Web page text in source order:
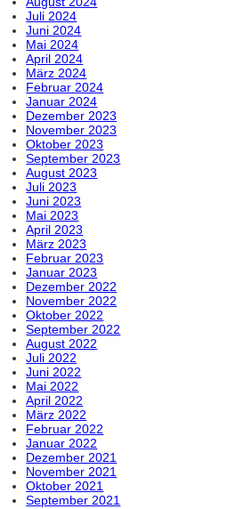
Juli 2024
Juni 2024
Mai 2024
April 2024
März 2024
Februar 2024
Januar 2024
Dezember 2023
November 2023
Oktober 2023
September 2023
August 2023
Juli 2023
Juni 2023
Mai 2023
April 2023
März 2023
Februar 2023
Januar 2023
Dezember 2022
November 2022
Oktober 2022
September 2022
August 2022
Juli 2022
Juni 2022
Mai 2022
April 2022
März 2022
Februar 2022
Januar 2022
Dezember 2021
November 2021
Oktober 2021
September 2021